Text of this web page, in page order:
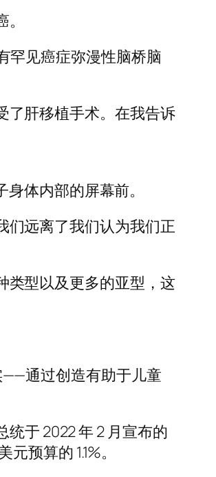
罕见癌症弥漫性脑桥脑
了肝移植手术。在我告诉
体内部的屏幕前。
们远离了我们认为我们正
类型以及更多的亚型，这
通过创造有助于儿童
于 2022 年 2 月宣布的
预算的 1.1%。